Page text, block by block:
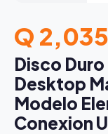
Q 2,035
Disco Duro
Desktop
Modelo
Conexion